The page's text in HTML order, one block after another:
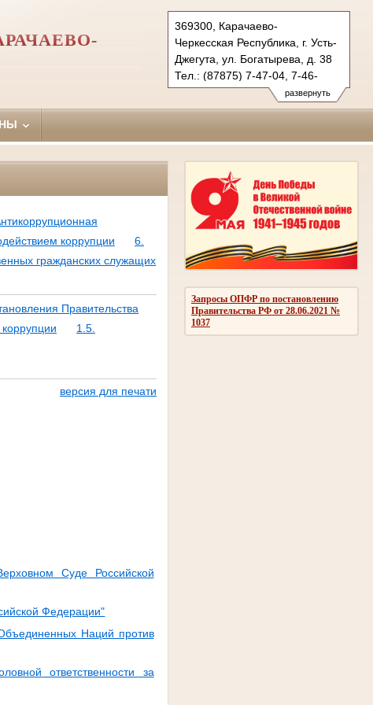
развернуть
369300, Карачаево-
Черкесская Республика, г. Усть-
Джегута, ул. Богатырева, д. 38
Тел.: (87875) 7-47-04, 7-46-
98 (ф.)
ust-djegutinsky.kchr@sudrf.ru
Запросы ОПФР по постановлению
Правительства РФ от 28.06.2021 №
1037
коррупции
6.
гражданских служащих
Правительства
1.5.
версия для печати
Суде Российской
Федерации"
Наций против
ответственности за